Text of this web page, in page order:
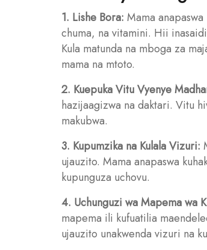
1. Lishe Bora: Mama
chuma, na vitamini. Hii
Kula matunda na mboga za
mama na mtoto.
2. Kuepuka Vitu Vyenye
hazijaagizwa na daktari. Vitu
makubwa.
3. Kupumzika na Kulala Vizuri:
ujauzito. Mama anapaswa
kupunguza uchovu.
4. Uchunguzi wa Mapema wa
mapema ili kufuatilia
ujauzito unakwenda vizuri na